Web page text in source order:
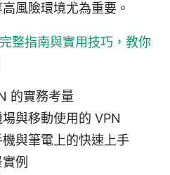
風險環境尤為重要。
整指南與實用技巧，教你
的實務考量
與移動使用的 VPN
與筆電上的快速上手
例